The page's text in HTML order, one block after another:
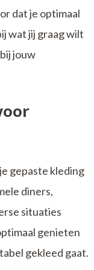
dat je optimaal
wat jij graag wilt
jouw
gepaste kleding
diners,
situaties
genieten
gekleed gaat.